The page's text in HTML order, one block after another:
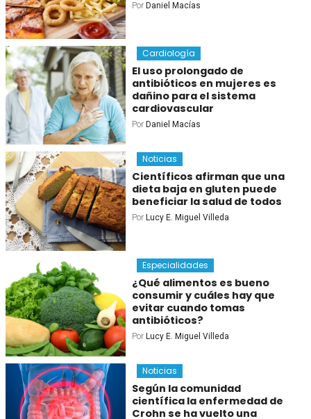
Por Daniel Macías
Cardiología
El uso prolongado de
antibióticos en mujeres es
dañino para el sistema
cardiovascular
Por Daniel Macías
Noticias
Científicos afirman que una
dieta baja en gluten puede
beneficiar la salud de todos
Por Lucy E. Miguel Villeda
Especialidades
¿Qué alimentos es bueno
consumir y cuáles hay que
evitar cuando tomas
antibióticos?
Por Lucy E. Miguel Villeda
Noticias
Según la comunidad
científica la enfermedad de
Crohn se ha vuelto una